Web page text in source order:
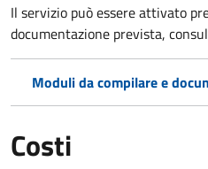
Il servizio può essere attivato
documentazione prevista,
Moduli da compilare e
Costi